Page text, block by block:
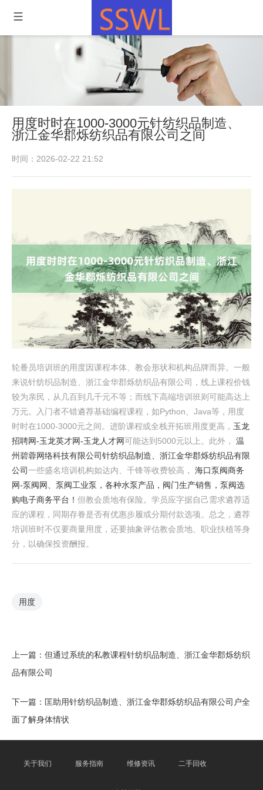
用度时时在1000-3000元针纺织品制造、
浙江金华郡烁纺织品有限公司之间
时间：2026-02-22 21:52
轮番员培训班的用度因课程本体、教会形状和机构品牌而异。一般
来说针纺织品制造、浙江金华郡烁纺织品有限公司，线上课程价钱
较为亲民，从几百到几千元不等；而线下高端培训班则可能高达上
万元。入门者不错遴荐基础编程课程，如Python、Java等，用度
时时在1000-3000元之间。进阶课程或全栈开拓班用度更高， 玉龙
招聘网-玉龙英才网-玉龙人才网可能达到5000元以上。此外， 温
州碧蓉网络科技有限公司针纺织品制造、浙江金华郡烁纺织品有限
公司一些盛名培训机构如达内、千锋等收费较高， 海口泵阀商务
网-泵阀网、泵阀工业泵，各种水泵产品，阀门生产销售，泵阀选
购电子商务平台！ 但教会质地有保险。学员应字据自己需求遴荐适
应的课程，同期存眷是否有优惠步履或分期付款选项。总之，遴荐
培训班时不仅要商量用度，还要抽象评估教会质地、职业扶植等身
分，以确保投资酬报。
用度
上一篇： 但通过系统的私教课程针纺织品制造、浙江金华郡烁纺织
品有限公司
下一篇： 匡助用针纺织品制造、浙江金华郡烁纺织品有限公司户全
面了解身体情状
关于我们 服务指南 维修资讯 二手回收